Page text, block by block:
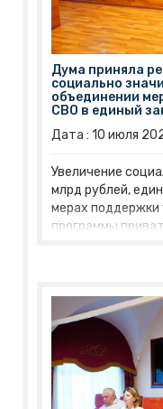
Дума приняла
социально
объединении
СВО в единый
Дата : 10 июля
Увеличение
млрд рублей,
мерах поддержки
программы